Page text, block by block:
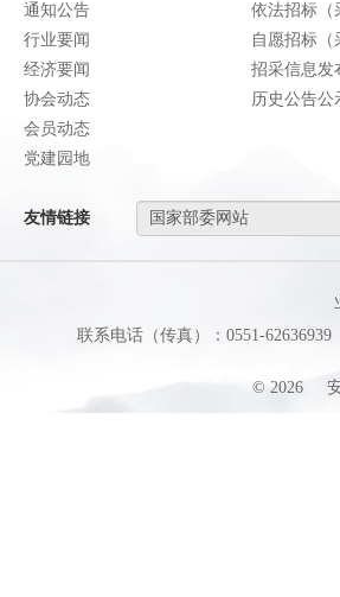
通知公告
行业要闻
经济要闻
协会动态
会员动态
党建园地
依法招标（
自愿招标（
招采信息发
历史公告公
友情链接
联系电话（传真）：0551-62636939
© 2026